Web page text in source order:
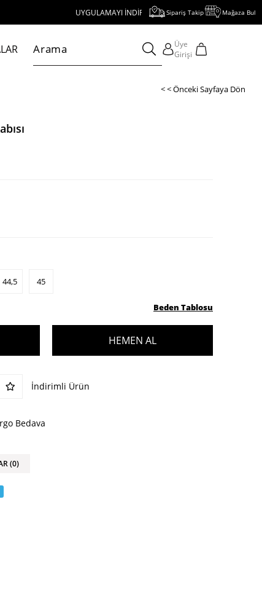
UYGULAMAYI İNDİR, 1000 TL VE ÜZERİ ALIŞVERİŞE 250 TL
Sipariş Takip Mağaza Bul
Üye
Girişi
< < Önceki Sayfaya Dön
44,5 45
Beden Tablosu
İndirimli Ürün
Bedava
(0)